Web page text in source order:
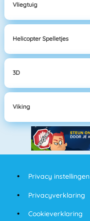
Vliegtuig
Helicopter Spelletjes
3D
Viking
Privacy instellingen
Privacyverklaring
Cookieverklaring